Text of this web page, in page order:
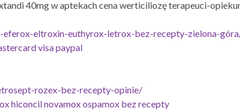
40mg w aptekach cena werticiliozę terapeuci-
eltroxin-euthyrox-letrox-bez-recepty-zielona-
visa paypal
rozex-bez-recepty-opinie/
hiconcil novamox ospamox bez recepty